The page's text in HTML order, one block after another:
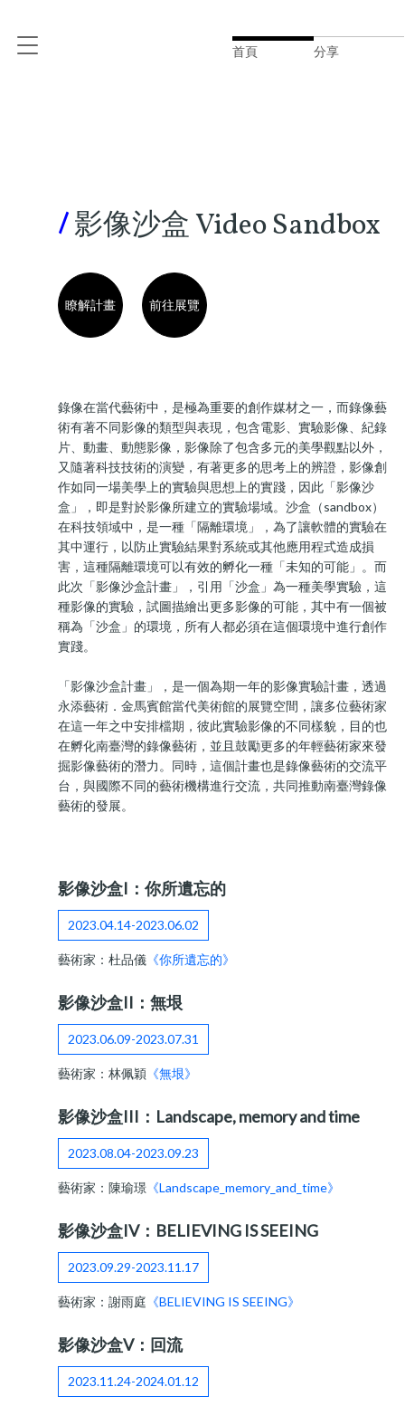
首頁 分享
/影像沙盒 Video Sandbox
瞭解計畫 前往展覽
錄像在當代藝術中，是極為重要的創作媒材之一，而錄像藝
術有著不同影像的類型與表現，包含電影、實驗影像、紀錄
片、動畫、動態影像，影像除了包含多元的美學觀點以外，
又隨著科技技術的演變，有著更多的思考上的辨證，影像創
作如同一場美學上的實驗與思想上的實踐，因此「影像沙
盒」，即是對於影像所建立的實驗場域。沙盒（sandbox）
在科技領域中，是一種「隔離環境」，為了讓軟體的實驗在
其中運行，以防止實驗結果對系統或其他應用程式造成損
害，這種隔離環境可以有效的孵化一種「未知的可能」。而
此次「影像沙盒計畫」，引用「沙盒」為一種美學實驗，這
種影像的實驗，試圖描繪出更多影像的可能，其中有一個被
稱為「沙盒」的環境，所有人都必須在這個環境中進行創作
實踐。
「影像沙盒計畫」，是一個為期一年的影像實驗計畫，透過
永添藝術．金馬賓館當代美術館的展覽空間，讓多位藝術家
在這一年之中安排檔期，彼此實驗影像的不同樣貌，目的也
在孵化南臺灣的錄像藝術，並且鼓勵更多的年輕藝術家來發
掘影像藝術的潛力。同時，這個計畫也是錄像藝術的交流平
台，與國際不同的藝術機構進行交流，共同推動南臺灣錄像
藝術的發展。
影像沙盒I：你所遺忘的
2023.04.14-2023.06.02
藝術家：杜品儀 《你所遺忘的》
影像沙盒II：無垠
2023.06.09-2023.07.31
藝術家：林佩穎 《無垠》
影像沙盒III：Landscape, memory and time
2023.08.04-2023.09.23
藝術家：陳瑜璟 《Landscape_memory_and_time》
影像沙盒IV：BELIEVING IS SEEING
2023.09.29-2023.11.17
藝術家：謝雨庭 《BELIEVING IS SEEING》
影像沙盒V：回流
2023.11.24-2024.01.12